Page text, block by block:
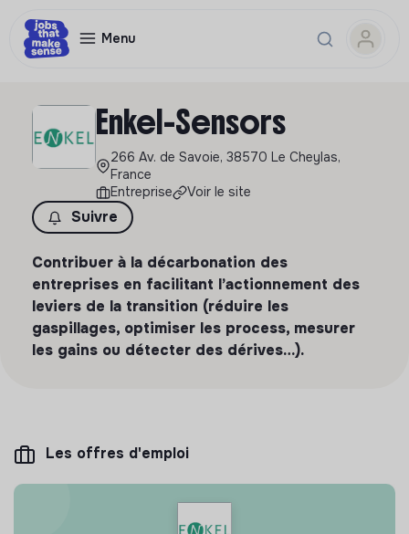
Menu
Enkel-Sensors
266 Av. de Savoie, 38570 Le Cheylas,
France
Entreprise
Voir le site
Suivre
Contribuer à la décarbonation des
entreprises en facilitant l’actionnement des
leviers de la transition (réduire les
gaspillages, optimiser les process, mesurer
les gains ou détecter des dérives…).
Les offres d'emploi